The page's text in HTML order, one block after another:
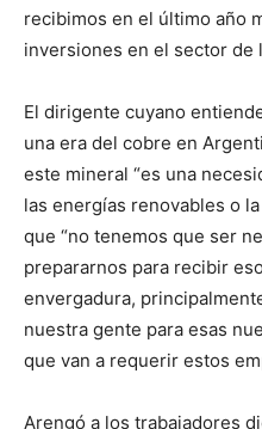
recibimos en el último año
inversiones en el sector de
El dirigente cuyano
una era del cobre en
este mineral “es una
las energías renovables o
que “no tenemos que ser
prepararnos para recibir
envergadura,
nuestra gente para esas
que van a requerir estos
Arengó a los trabajadores